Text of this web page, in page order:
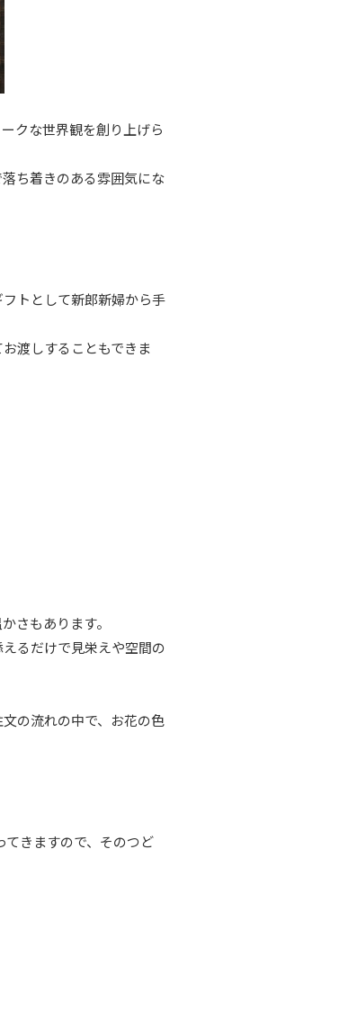
クな世界観を創り上げら
ち着きのある雰囲気にな
トとして新郎新婦から手
渡しすることもできま
さもあります。
るだけで見栄えや空間の
の流れの中で、お花の色
きますので、そのつど